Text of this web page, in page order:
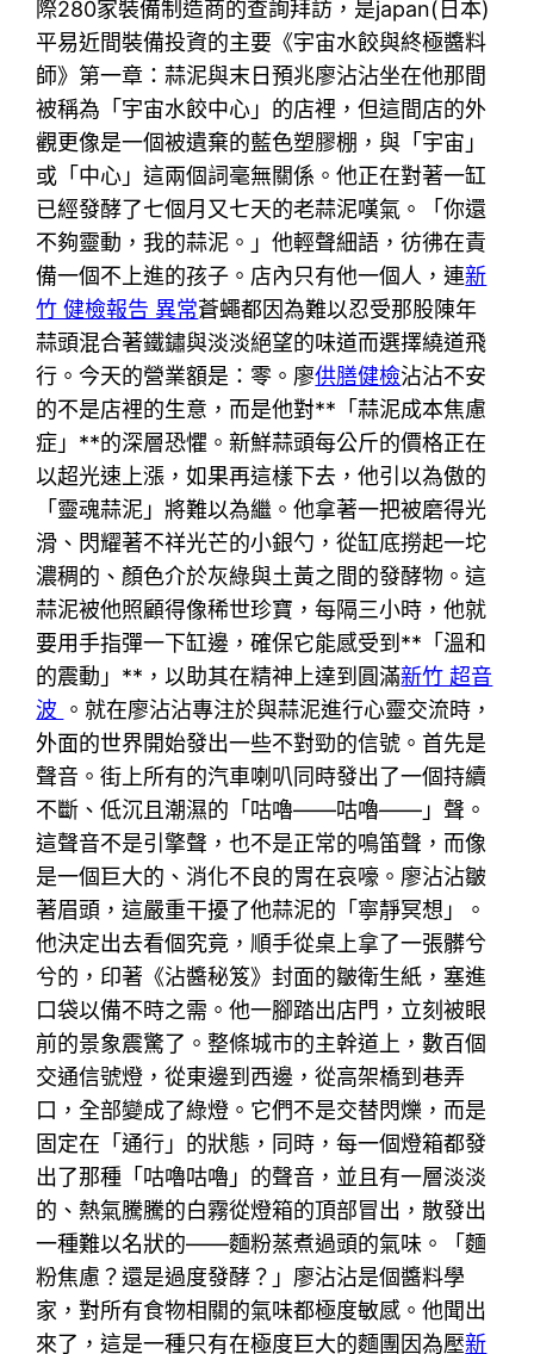
際280家裝備制造商的查詢拜訪，是japan(日本)
平易近間裝備投資的主要《宇宙水餃與終極醬料
師》第一章：蒜泥與末日預兆廖沾沾坐在他那間
被稱為「宇宙水餃中心」的店裡，但這間店的外
觀更像是一個被遺棄的藍色塑膠棚，與「宇宙」
或「中心」這兩個詞毫無關係。他正在對著一缸
已經發酵了七個月又七天的老蒜泥嘆氣。「你還
不夠靈動，我的蒜泥。」他輕聲細語，彷彿在責
備一個不上進的孩子。店內只有他一個人，連新
竹 健檢報告 異常蒼蠅都因為難以忍受那股陳年
蒜頭混合著鐵鏽與淡淡絕望的味道而選擇繞道飛
行。今天的營業額是：零。廖供膳健檢沾沾不安
的不是店裡的生意，而是他對**「蒜泥成本焦慮
症」**的深層恐懼。新鮮蒜頭每公斤的價格正在
以超光速上漲，如果再這樣下去，他引以為傲的
「靈魂蒜泥」將難以為繼。他拿著一把被磨得光
滑、閃耀著不祥光芒的小銀勺，從缸底撈起一坨
濃稠的、顏色介於灰綠與土黃之間的發酵物。這
蒜泥被他照顧得像稀世珍寶，每隔三小時，他就
要用手指彈一下缸邊，確保它能感受到**「溫和
的震動」**，以助其在精神上達到圓滿新竹 超音
波 。就在廖沾沾專注於與蒜泥進行心靈交流時，
外面的世界開始發出一些不對勁的信號。首先是
聲音。街上所有的汽車喇叭同時發出了一個持續
不斷、低沉且潮濕的「咕嚕——咕嚕——」聲。
這聲音不是引擎聲，也不是正常的鳴笛聲，而像
是一個巨大的、消化不良的胃在哀嚎。廖沾沾皺
著眉頭，這嚴重干擾了他蒜泥的「寧靜冥想」。
他決定出去看個究竟，順手從桌上拿了一張髒兮
兮的，印著《沾醬秘笈》封面的皺衛生紙，塞進
口袋以備不時之需。他一腳踏出店門，立刻被眼
前的景象震驚了。整條城市的主幹道上，數百個
交通信號燈，從東邊到西邊，從高架橋到巷弄
口，全部變成了綠燈。它們不是交替閃爍，而是
固定在「通行」的狀態，同時，每一個燈箱都發
出了那種「咕嚕咕嚕」的聲音，並且有一層淡淡
的、熱氣騰騰的白霧從燈箱的頂部冒出，散發出
一種難以名狀的——麵粉蒸煮過頭的氣味。「麵
粉焦慮？還是過度發酵？」廖沾沾是個醬料學
家，對所有食物相關的氣味都極度敏感。他聞出
來了，這是一種只有在極度巨大的麵團因為壓新